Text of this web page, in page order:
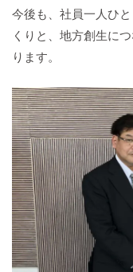
今後も、社員一人ひ
くりと、地方創生に
ります。